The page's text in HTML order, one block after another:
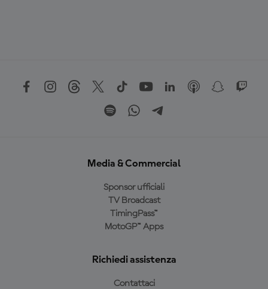
Media & Commercial
Sponsor ufficiali
TV Broadcast
TimingPass™
MotoGP™ Apps
Richiedi assistenza
Contattaci